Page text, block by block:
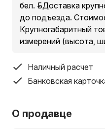
бел. руб.Доставка
до подъезда.
Крупногабаритный
измерений (высота,
Наличный расчет
Банковская
О продавце